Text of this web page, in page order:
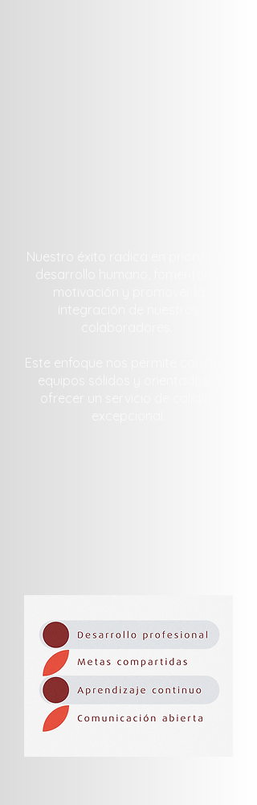
Nuestro éxito radica en priorizar el
desarrollo humano, fomentar la
motivación y promover la
Este enfoque nos permite construir
equipos sólidos y orientados a
ofrecer un servicio de calidad